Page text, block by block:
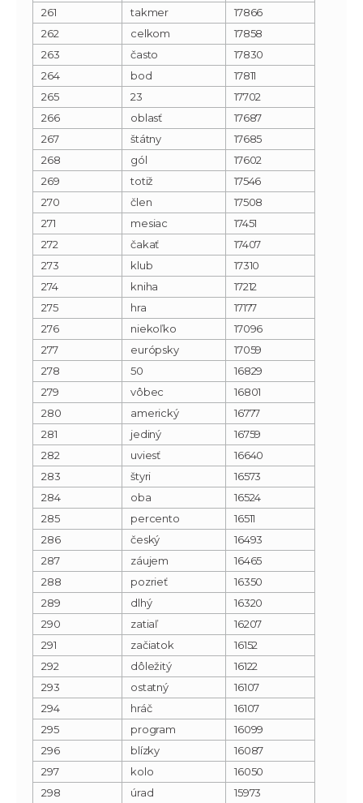
261
takmer
17866
262
celkom
17858
263
často
17830
264
bod
17811
265
23
17702
266
oblasť
17687
267
štátny
17685
268
gól
17602
269
totiž
17546
270
člen
17508
271
mesiac
17451
272
čakať
17407
273
klub
17310
274
kniha
17212
275
hra
17177
276
niekoľko
17096
277
európsky
17059
278
50
16829
279
vôbec
16801
280
americký
16777
281
jediný
16759
282
uviesť
16640
283
štyri
16573
284
oba
16524
285
percento
16511
286
český
16493
287
záujem
16465
288
pozrieť
16350
289
dlhý
16320
290
zatiaľ
16207
291
začiatok
16152
292
dôležitý
16122
293
ostatný
16107
294
hráč
16107
295
program
16099
296
blízky
16087
297
kolo
16050
298
úrad 15973